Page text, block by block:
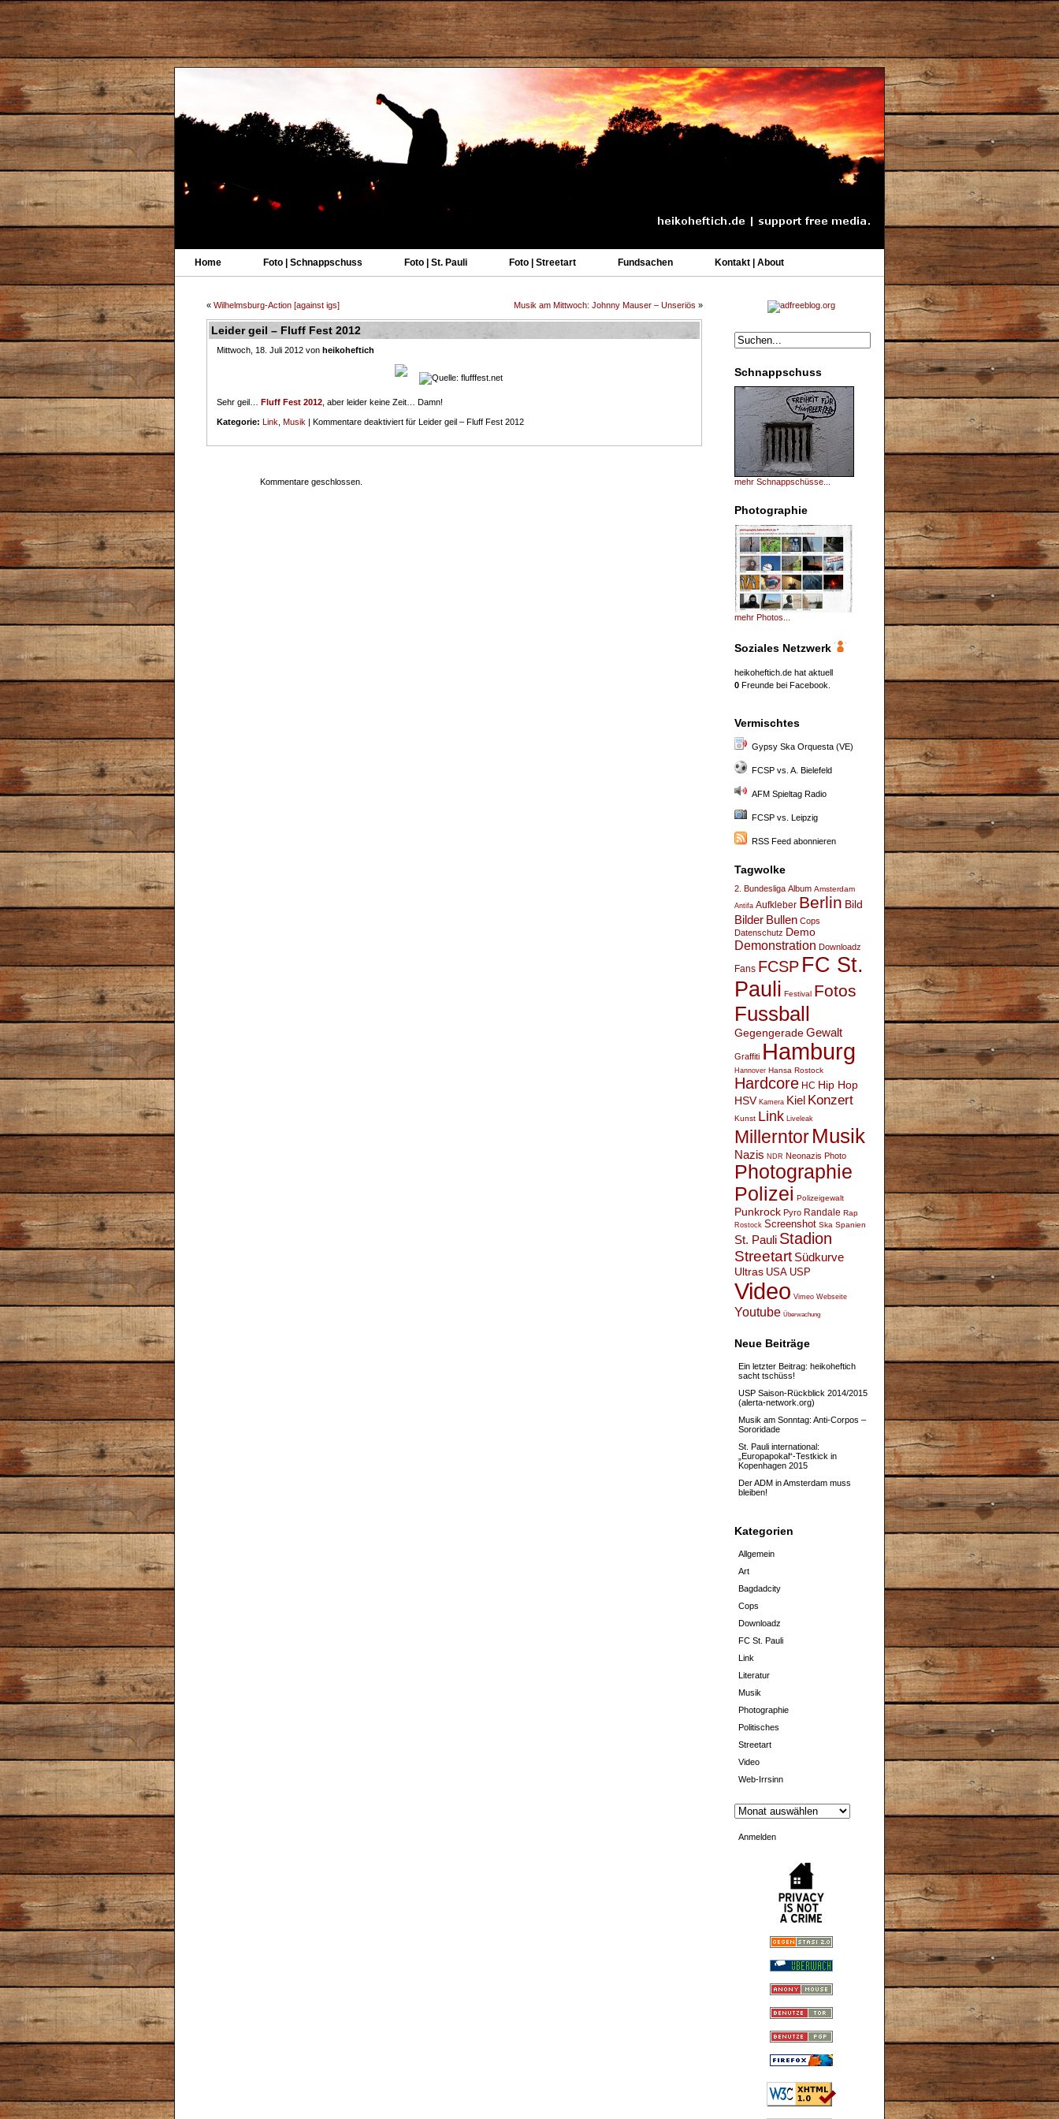
Home Foto | Schnappschuss Foto | St. Pauli Foto | Streetart Fundsachen Kontakt | About
Schnappschuss
mehr Schnappschüsse...
Photographie
mehr Photos...
Soziales Netzwerk
heikoheftich.de hat aktuell
0 Freunde bei Facebook.
Vermischtes
Gypsy Ska Orquesta (VE)
FCSP vs. A. Bielefeld
AFM Spieltag Radio
FCSP vs. Leipzig
RSS Feed abonnieren
Tagwolke
2. Bundesliga Album Amsterdam
Antifa Aufkleber Berlin Bild
Bilder Bullen Cops
Datenschutz Demo
Demonstration Downloadz
Fans FCSP FC St.
Pauli Festival Fotos
Fussball
GegengeradeGewalt
Graffiti Hamburg
Hannover Hansa Rostock
Hardcore HC Hip Hop
HSV Kamera Kiel Konzert
Kunst Link Liveleak
Millerntor Musik
Nazis NDR Neonazis Photo
Photographie
Polizei Polizeigewalt
Punkrock Pyro Randale Rap
Rostock Screenshot Ska Spanien
St. Pauli Stadion
Streetart Südkurve
Ultras USA USP
Video Vimeo Webseite
Youtube Überwachung
Neue Beiträge
Ein letzter Beitrag: heikoheftich
sacht tschüss!
USP Saison-Rückblick 2014/2015
(alerta-network.org)
Musik am Sonntag: Anti-Corpos –
Sororidade
St. Pauli international:
„Europapokal“-Testkick in
Kopenhagen 2015
Der ADM in Amsterdam muss
bleiben!
Kategorien
Allgemein
Art
Bagdadcity
Cops
Downloadz
FC St. Pauli
Link
Literatur
Musik
Photographie
Politisches
Streetart
Video
Web-Irrsinn
Anmelden
« Wilhelmsburg-Action [against igs] Musik am Mittwoch: Johnny Mauser – Unseriös »
Leider geil – Fluff Fest 2012
Mittwoch, 18. Juli 2012 von heikoheftich
Sehr geil… Fluff Fest 2012 , aber leider keine Zeit… Damn!
Kategorie: Link Musik | Kommentare deaktiviert für Leider geil – Fluff Fest 2012
Kommentare geschlossen.